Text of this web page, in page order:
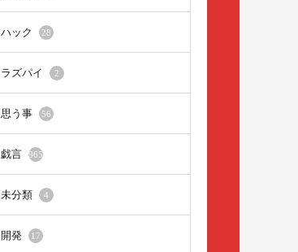
ハック 28
ラズパイ 2
思う事 56
戯言 965
未分類 4
開発 17